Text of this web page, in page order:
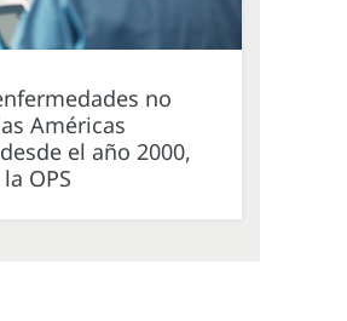
no
Américas
el año 2000,
OPS